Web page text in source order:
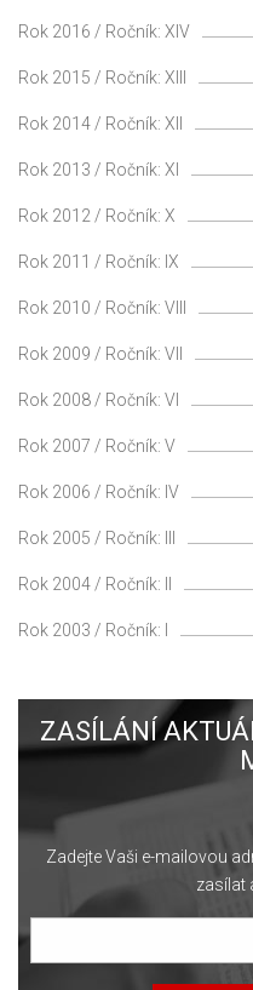
Rok 2016 / Ročník: XIV
Rok 2015 / Ročník: XIII
Rok 2014 / Ročník: XII
Rok 2013 / Ročník: XI
Rok 2012 / Ročník: X
Rok 2011 / Ročník: IX
Rok 2010 / Ročník: VIII
Rok 2009 / Ročník: VII
Rok 2008 / Ročník: VI
Rok 2007 / Ročník: V
Rok 2006 / Ročník: IV
Rok 2005 / Ročník: III
Rok 2004 / Ročník: II
Rok 2003 / Ročník: I
ZASÍLÁNÍ
Zadejte Vaši e-mailovou
zasílat